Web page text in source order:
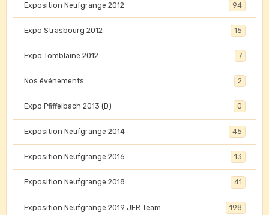
Exposition Neufgrange 2012 94
Expo Strasbourg 2012 15
Expo Tomblaine 2012 7
Nos événements 2
Expo Pfiffelbach 2013 (D) 0
Exposition Neufgrange 2014 45
Exposition Neufgrange 2016 13
Exposition Neufgrange 2018 41
Exposition Neufgrange 2019 JFR Team 198